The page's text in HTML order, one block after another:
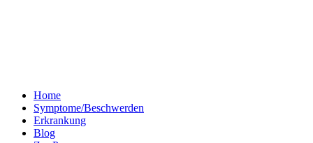
Home
Symptome/Beschwerden
Erkrankung
Blog